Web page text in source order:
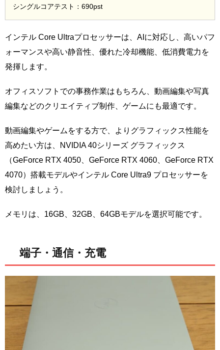
シングルコアテスト：690pst
インテル Core Ultraプロセッサーは、AIに対応し、高いパフ
ォーマンスや高い静音性、優れた冷却機能、低消費電力を
発揮します。
オフィスソフトでの事務作業はもちろん、動画編集や写真
編集などのクリエイティブ制作、ゲームにも最適です。
動画編集やゲームをする方で、よりグラフィックス性能を
高めたい方は、NVIDIA 40シリーズ グラフィックス
（GeForce RTX 4050、GeForce RTX 4060、GeForce RTX
4070）搭載モデルやインテル Core Ultra9 プロセッサーを
検討しましょう。
メモリは、16GB、32GB、64GBモデルを選択可能です。
端子・通信・充電